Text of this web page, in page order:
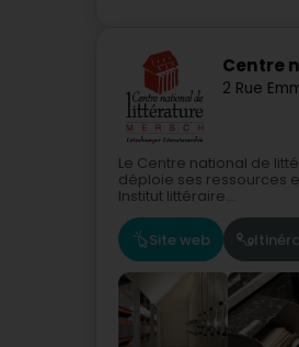
Centre
2 Rue
Le Centre national de
déploie ses ressources
Institut littéraire...
Site web